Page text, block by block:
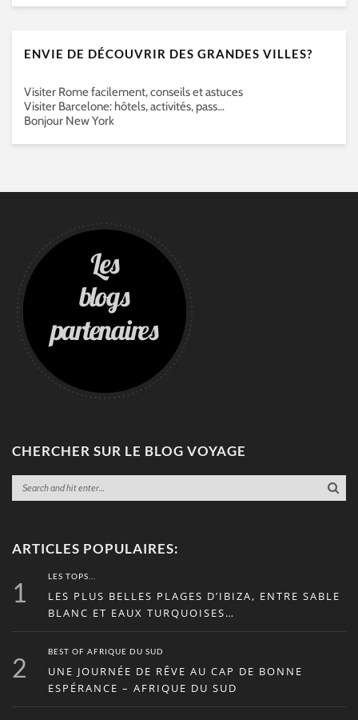
ENVIE DE DÉCOUVRIR DES GRANDES VILLES?
Visiter Rome facilement, conseils et astuces
Visiter Barcelone: hôtels, activités, pass…
Bonjour New York
CHERCHER SUR LE BLOG VOYAGE
ARTICLES POPULAIRES:
1
LES TOPS...
LES PLUS BELLES PLAGES D’IBIZA, ENTRE SABLE
BLANC ET EAUX TURQUOISES…
2
BEST OF AFRIQUE DU SUD
UNE JOURNÉE DE RÊVE AU CAP DE BONNE
ESPÉRANCE – AFRIQUE DU SUD